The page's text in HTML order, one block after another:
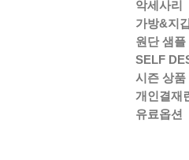
악세사리
가방&지
원단 샘플
SELF
시즌 상품
개인결재
유료옵션